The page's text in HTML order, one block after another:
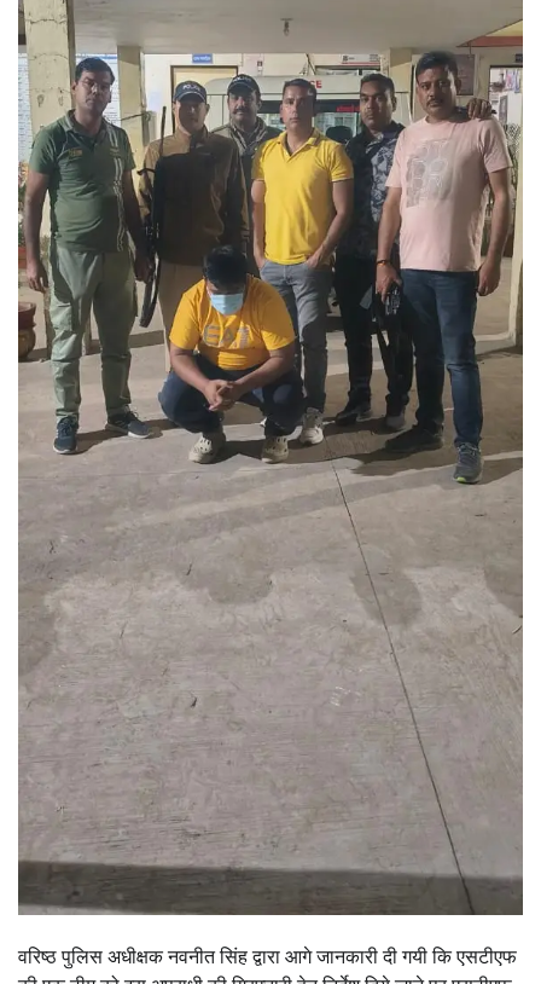
वरिष्ठ पुलिस अधीक्षक नवनीत सिंह द्वारा आगे जानकारी दी गयी कि एसटीएफ